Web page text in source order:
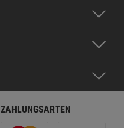
ZAHLUNGSARTEN